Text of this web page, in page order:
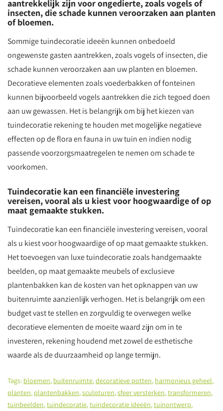
aantrekkelijk zijn voor ongedierte, zoals vogels of
insecten, die schade kunnen veroorzaken aan planten
of bloemen.
Sommige tuindecoratie ideeën kunnen onbedoeld
ongewenste gasten aantrekken, zoals vogels of insecten, die
schade kunnen veroorzaken aan uw planten en bloemen.
Decoratieve elementen zoals voederbakken of fonteinen
kunnen bijvoorbeeld vogels aantrekken die zich tegoed doen
aan uw gewassen. Het is belangrijk om bij het kiezen van
tuindecoratie rekening te houden met mogelijke negatieve
effecten op de flora en fauna in uw tuin en indien nodig
passende voorzorgsmaatregelen te nemen om schade te
voorkomen.
Tuindecoratie kan een financiële investering
vereisen, vooral als u kiest voor hoogwaardige of op
maat gemaakte stukken.
Tuindecoratie kan een financiële investering vereisen, vooral
als u kiest voor hoogwaardige of op maat gemaakte stukken.
Het toevoegen van luxe tuindecoratie zoals handgemaakte
beelden, op maat gemaakte meubels of exclusieve
plantenbakken kan de kosten van het opknappen van uw
buitenruimte aanzienlijk verhogen. Het is belangrijk om een
budget vast te stellen en zorgvuldig te overwegen welke
decoratieve elementen de moeite waard zijn om in te
investeren, rekening houdend met zowel de esthetische
waarde als de duurzaamheid op lange termijn.
Tags: bloemen, buitenruimte,decoratieve potten, harmonieus geheel,
planten, plantenbakken,sculpturen,sfeer versterken,transformeren,
tuinbeelden,tuindecoratie,tuindecoratie ideeën,tuinontwerp,